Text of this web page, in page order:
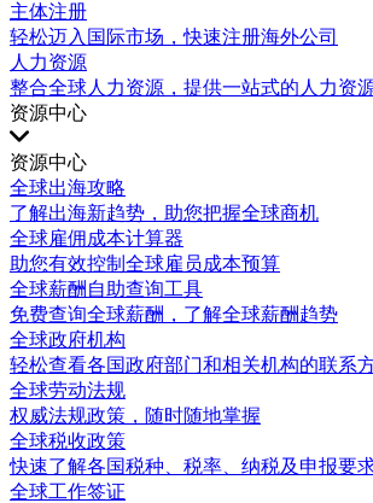
主体注册
轻松迈入国际市场，快速注册海外公司
人力资源
整合全球人力资源，提供一站式的人力资
资源中心
资源中心
全球出海攻略
了解出海新趋势，助您把握全球商机
全球雇佣成本计算器
助您有效控制全球雇员成本预算
全球薪酬自助查询工具
免费查询全球薪酬，了解全球薪酬趋势
全球政府机构
轻松查看各国政府部门和相关机构的联系
全球劳动法规
权威法规政策，随时随地掌握
全球税收政策
快速了解各国税种、税率、纳税及申报要
全球工作签证